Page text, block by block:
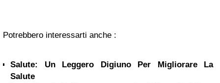
Potrebbero interessarti anche :
Salute: Un Leggero Digiuno Per Migliorare La
Salute